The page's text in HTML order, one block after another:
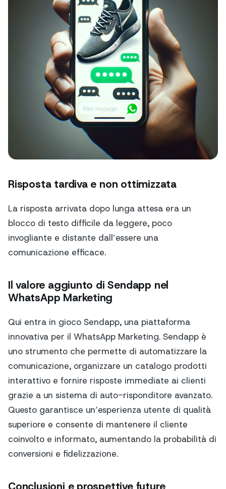
Risposta tardiva e non ottimizzata
La risposta arrivata dopo lunga attesa era un
blocco di testo difficile da leggere, poco
invogliante e distante dall’essere una
comunicazione efficace.
Il valore aggiunto di Sendapp nel
WhatsApp Marketing
Qui entra in gioco Sendapp, una piattaforma
innovativa per il WhatsApp Marketing. Sendapp è
uno strumento che permette di automatizzare la
comunicazione, organizzare un catalogo prodotti
interattivo e fornire risposte immediate ai clienti
grazie a un sistema di auto-risponditore avanzato.
Questo garantisce un’esperienza utente di qualità
superiore e consente di mantenere il cliente
coinvolto e informato, aumentando la probabilità di
conversioni e fidelizzazione.